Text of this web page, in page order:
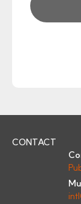
CONTACT